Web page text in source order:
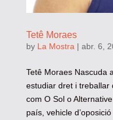
Tetê Moraes
by La Mostra | abr. 6,
Tetê Moraes Nascuda
estudiar dret i treballar
com O Sol o
país, vehicle